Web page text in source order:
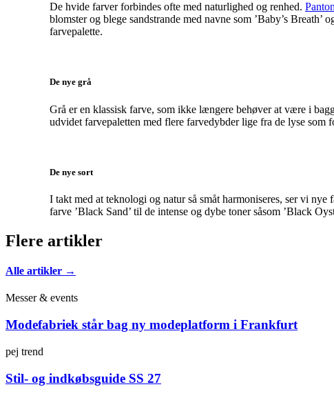
De hvide farver forbindes ofte med naturlighed og renhed.
blomster og blege sandstrande med navne som ’Baby’s
farvepalette.
De nye grå
Grå er en klassisk farve, som ikke længere behøver at være i
udvidet farvepaletten med flere farvedybder lige fra de lyse som
De nye sort
I takt med at teknologi og natur så småt harmoniseres, ser vi
farve ’Black Sand’ til de intense og dybe toner såsom ’Black
Flere artikler
Alle artikler →
Messer & events
Modefabriek står bag ny modeplatform i Frankfurt
pej trend
Stil- og indkøbsguide SS 27